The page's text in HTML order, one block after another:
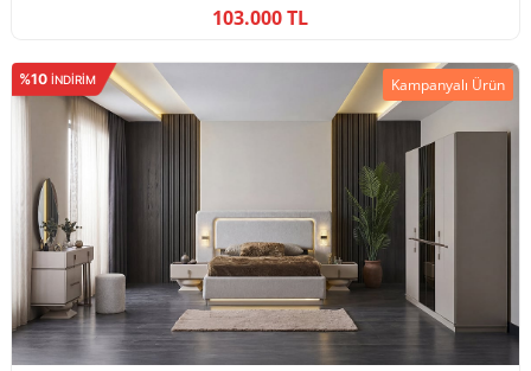
103.000 TL
%10 INDIRIM Kampanyalı Ürün